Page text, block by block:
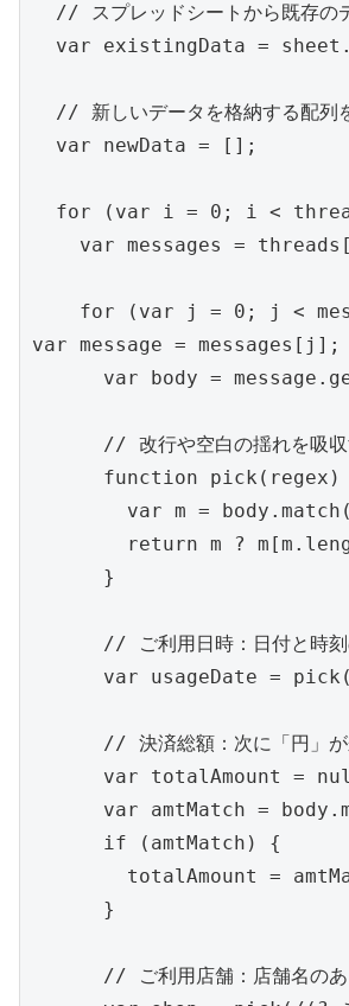
// スプレッドシートから既存の
var existingData =
// 新しいデータを格納する配列
  var newData = [];
for (var i = 0; i <
var messages =
for (var j = 0; j <
var message = messages[j];
var body =
// 改行や空白の揺れを吸収
function pick(regex)
var m =
return m ?
      }
// ご利用日時：日付と時刻
var usageDate =
// 決済総額：次に「円」が
var totalAmount =
var amtMatch =
      if (amtMatch) {
totalAmount =
      }
// ご利用店舗：店舗名のあ